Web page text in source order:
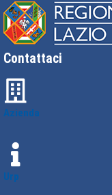
Contattaci
Azienda
Urp